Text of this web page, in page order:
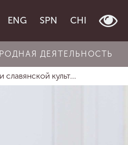
ENG SPN CHI
ДЕЯТЕЛЬНОСТЬ
славянской культ...